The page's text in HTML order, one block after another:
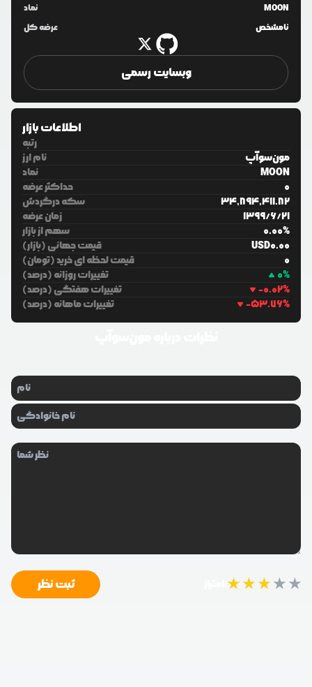
نماد
MOON
عرضه کل
نامشخص
وبسایت رسمی
اطلاعات بازار
رتبه
نام ارز
مون‌سوآپ
نماد
MOON
حداکثر عرضه
0
سکه درگردش
34,894,411.82
زمان عرضه
1399/6/21
سهم از بازار
0.00%
قیمت جهانی (بازار)
USD0.00
قیمت لحظه ای خرید (تومان)
0
تغییرات روزانه (درصد)
0%
تغییرات هفتگی (درصد)
-0.02%
تغییرات ماهانه (درصد)
-53.76%
★★★★★ ثبت نظر